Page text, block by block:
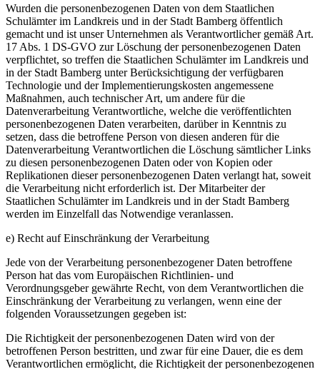
Wurden die personenbezogenen Daten von dem Staatlichen
Schulämter im Landkreis und in der Stadt Bamberg öffentlich
gemacht und ist unser Unternehmen als Verantwortlicher gemäß Art.
17 Abs. 1 DS-GVO zur Löschung der personenbezogenen Daten
verpflichtet, so treffen die Staatlichen Schulämter im Landkreis und
in der Stadt Bamberg unter Berücksichtigung der verfügbaren
Technologie und der Implementierungskosten angemessene
Maßnahmen, auch technischer Art, um andere für die
Datenverarbeitung Verantwortliche, welche die veröffentlichten
personenbezogenen Daten verarbeiten, darüber in Kenntnis zu
setzen, dass die betroffene Person von diesen anderen für die
Datenverarbeitung Verantwortlichen die Löschung sämtlicher Links
zu diesen personenbezogenen Daten oder von Kopien oder
Replikationen dieser personenbezogenen Daten verlangt hat, soweit
die Verarbeitung nicht erforderlich ist. Der Mitarbeiter der
Staatlichen Schulämter im Landkreis und in der Stadt Bamberg
werden im Einzelfall das Notwendige veranlassen.
e) Recht auf Einschränkung der Verarbeitung
Jede von der Verarbeitung personenbezogener Daten betroffene
Person hat das vom Europäischen Richtlinien- und
Verordnungsgeber gewährte Recht, von dem Verantwortlichen die
Einschränkung der Verarbeitung zu verlangen, wenn eine der
folgenden Voraussetzungen gegeben ist:
Die Richtigkeit der personenbezogenen Daten wird von der
betroffenen Person bestritten, und zwar für eine Dauer, die es dem
Verantwortlichen ermöglicht, die Richtigkeit der personenbezogenen